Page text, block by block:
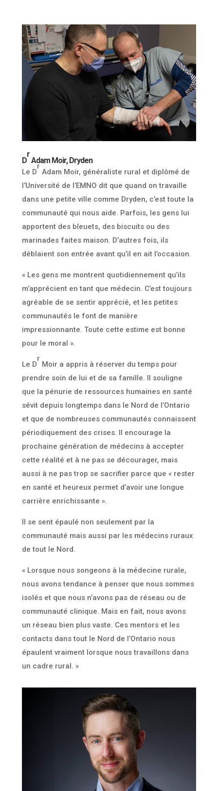
D
r
Adam Moir, Dryden
Le D
r
Adam Moir, généraliste rural et diplômé de
l’Université de l’EMNO dit que quand on travaille
dans une petite ville comme Dryden, c’est toute la
communauté qui nous aide. Parfois, les gens lui
apportent des bleuets, des biscuits ou des
marinades faites maison. D’autres fois, ils
déblaient son entrée avant qu’il en ait l’occasion.
« Les gens me montrent quotidiennement qu’ils
m’apprécient en tant que médecin. C’est toujours
agréable de se sentir apprécié, et les petites
communautés le font de manière
impressionnante. Toute cette estime est bonne
pour le moral ».
Le D
r
Moir a appris à réserver du temps pour
prendre soin de lui et de sa famille. Il souligne
que la pénurie de ressources humaines en santé
sévit depuis longtemps dans le Nord de l’Ontario
et que de nombreuses communautés connaissent
périodiquement des crises. Il encourage la
prochaine génération de médecins à accepter
cette réalité et à ne pas se décourager, mais
aussi à ne pas trop se sacrifier parce que « rester
en santé et heureux permet d’avoir une longue
carrière enrichissante ».
Il se sent épaulé non seulement par la
communauté mais aussi par les médecins ruraux
de tout le Nord.
« Lorsque nous songeons à la médecine rurale,
nous avons tendance à penser que nous sommes
isolés et que nous n’avons pas de réseau ou de
communauté clinique. Mais en fait, nous avons
un réseau bien plus vaste. Ces mentors et les
contacts dans tout le Nord de l’Ontario nous
épaulent vraiment lorsque nous travaillons dans
un cadre rural. »